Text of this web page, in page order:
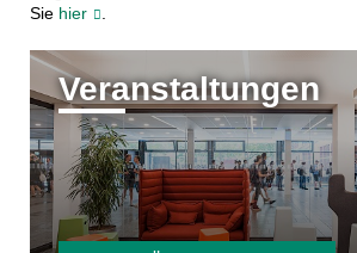
Sie hier .
Veranstaltungen